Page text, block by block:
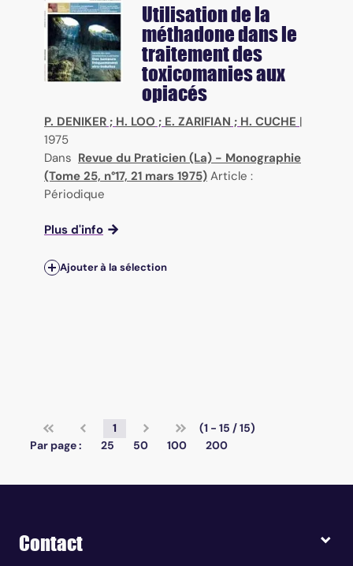
Utilisation de la
méthadone dans le
traitement des
toxicomanies aux
opiacés
P. DENIKER ; H. LOO ; E. ZARIFIAN ; H. CUCHE |
1975
Dans Revue du Praticien (La) - Monographie
(Tome 25, n°17, 21 mars 1975) Article :
Périodique
Plus d'info
Ajouter à la sélection
1
(1 - 15 / 15)
Par page :
25 50 100 200
Contact